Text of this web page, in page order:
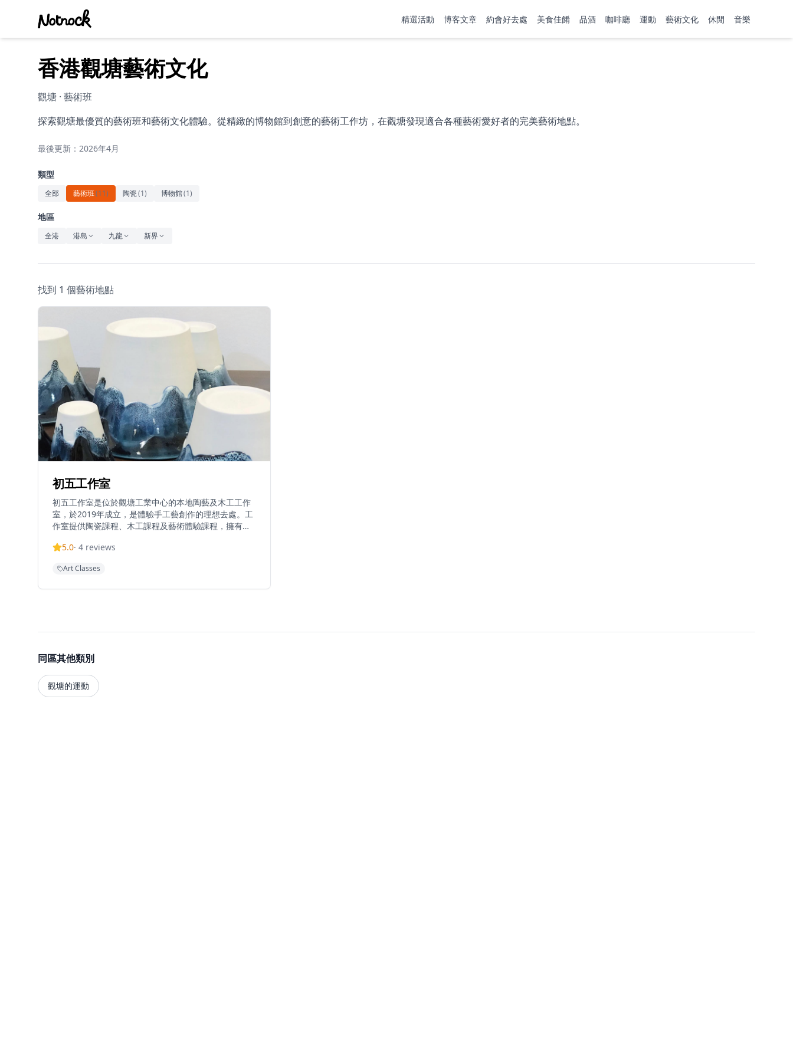
精選活動 博客文章 約會好去處 美食佳餚 品酒 咖啡廳 運動 藝術文化 休閒 音樂
香港觀塘藝術文化
觀塘 · 藝術班
探索觀塘最優質的藝術班和藝術文化體驗。從精緻的博物館到創意的藝術工作坊，在觀塘發現適合各種藝術愛好者的完美藝術地點。
最後更新：2026年4月
類型
全部 藝術班(11) 陶瓷(1) 博物館(1)
地區
全港 港島 九龍 新界
找到 1 個藝術地點
初五工作室
初五工作室是位於觀塘工業中心的本地陶藝及木工工作
室，於2019年成立，是體驗手工藝創作的理想去處。工
作室提供陶瓷課程、木工課程及藝術體驗課程，擁有
期班、深造班、團體班、合作項目、租場拍攝及訂製服
朋友有共享空間，一同創作，尋找沉悶生活以外的樂
5.0· 4 reviews
Art Classes
同區其他類別
觀塘的運動